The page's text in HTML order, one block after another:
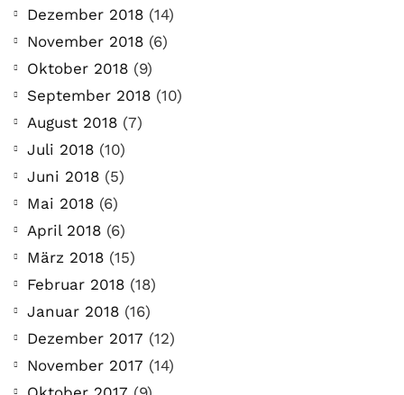
Dezember 2018 (14)
November 2018 (6)
Oktober 2018 (9)
September 2018 (10)
August 2018 (7)
Juli 2018 (10)
Juni 2018 (5)
Mai 2018 (6)
April 2018 (6)
März 2018 (15)
Februar 2018 (18)
Januar 2018 (16)
Dezember 2017 (12)
November 2017 (14)